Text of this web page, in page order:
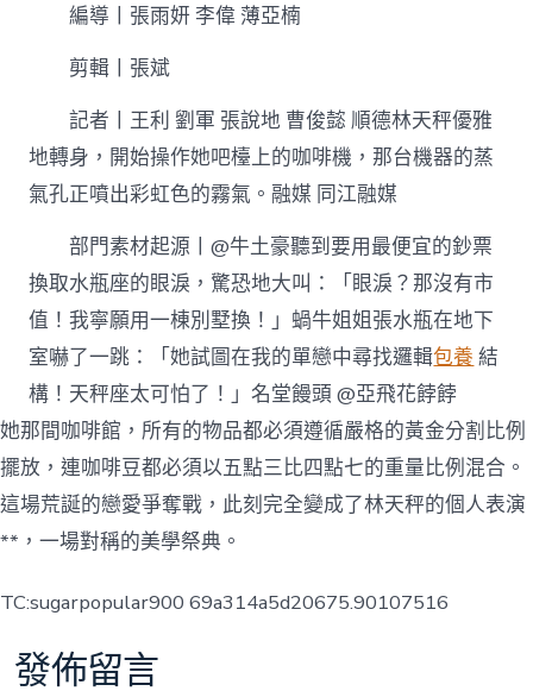
編導丨張雨妍 李偉 薄亞楠
剪輯丨張斌
記者丨王利 劉軍 張說地 曹俊懿 順德林天秤優雅
地轉身，開始操作她吧檯上的咖啡機，那台機器的蒸
氣孔正噴出彩虹色的霧氣。融媒 同江融媒
部門素材起源丨@牛土豪聽到要用最便宜的鈔票
換取水瓶座的眼淚，驚恐地大叫：「眼淚？那沒有市
值！我寧願用一棟別墅換！」蝸牛姐姐張水瓶在地下
室嚇了一跳：「她試圖在我的單戀中尋找邏輯包養 結
構！天秤座太可怕了！」名堂饅頭 @亞飛花餑餑
她那間咖啡館，所有的物品都必須遵循嚴格的黃金分割比例
擺放，連咖啡豆都必須以五點三比四點七的重量比例混合。
這場荒誕的戀愛爭奪戰，此刻完全變成了林天秤的個人表演
**，一場對稱的美學祭典。
TC:sugarpopular900 69a314a5d20675.90107516
發佈留言